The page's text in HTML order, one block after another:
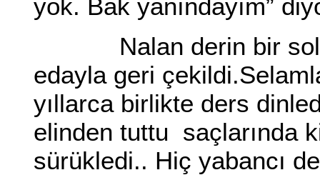
yok. Bak yanındayım”
Nalan derin bir soluk
edayla geri
yıllarca birlikte ders
elinden tuttu saçlarında
sürükledi.. Hiç yabancı